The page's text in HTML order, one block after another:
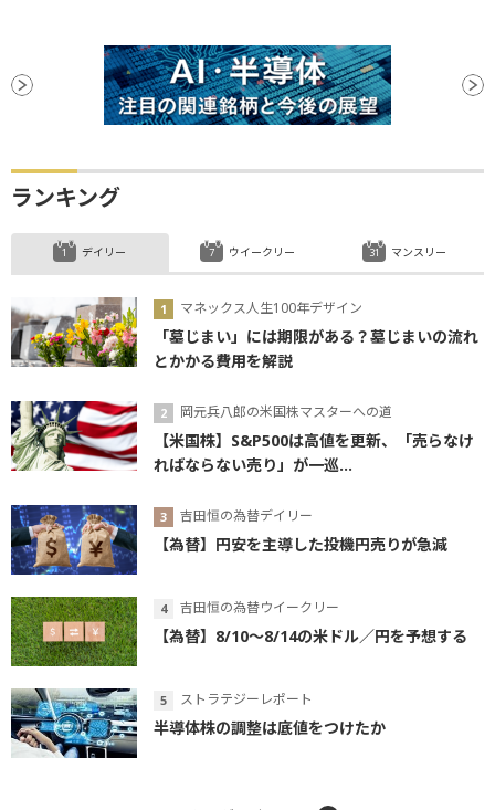
ランキング
デイリー
マネックス人生100年デザイン
「墓じまい」には期限がある？墓じまいの流れ
とかかる費用を解説
岡元兵八郎の米国株マスターへの道
【米国株】S&P500は高値を更新、「売らなけ
ればならない売り」が一巡...
吉田恒の為替デイリー
【為替】円安を主導した投機円売りが急減
吉田恒の為替ウイークリー
【為替】8/10～8/14の米ドル／円を予想する
ストラテジーレポート
半導体株の調整は底値をつけたか
ウイークリー マンスリー